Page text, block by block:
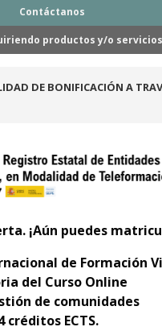
Contáctanos
productos y/o servicios
DE BONIFICACIÓN A
¡Aún puedes
de Formación
del Curso Online
de comunidades
créditos ECTS.